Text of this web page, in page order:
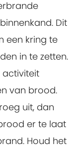
Dit
een kring te
in te zetten.
activiteit
van brood.
uit, dan
er te laat
Houd het